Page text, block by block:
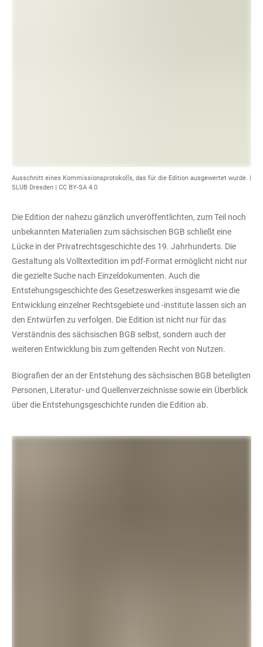
Ausschnitt eines Kommissionsprotokolls, das für die Edition ausgewertet wurde. |
SLUB Dresden
CC BY-SA 4.0
Die Edition der nahezu gänzlich unveröffentlichten, zum Teil noch
unbekannten Materialien zum sächsischen BGB schließt eine
Lücke in der Privatrechtsgeschichte des 19. Jahrhunderts. Die
Gestaltung als Volltextedition im pdf-Format ermöglicht nicht nur
die gezielte Suche nach Einzeldokumenten. Auch die
Entstehungsgeschichte des Gesetzeswerkes insgesamt wie die
Entwicklung einzelner Rechtsgebiete und -institute lassen sich an
den Entwürfen zu verfolgen. Die Edition ist nicht nur für das
Verständnis des sächsischen BGB selbst, sondern auch der
weiteren Entwicklung bis zum geltenden Recht von Nutzen.
Biografien der an der Entstehung des sächsischen BGB beteiligten
Personen, Literatur- und Quellenverzeichnisse sowie ein Überblick
über die Entstehungsgeschichte runden die Edition ab.